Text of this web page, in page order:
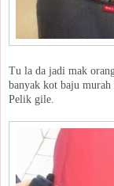
Tu la da jadi mak
banyak kot baju murah
Pelik gile.